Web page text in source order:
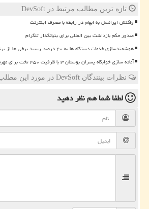
تازه ترین مطالب مرتبط در DevSoft
واکنش ایرانسل به ابهام در رابطه با مصرف اینترنت
صدور حکم بازداشت بین المللی برای بنیانگذار تلگرام
هوشمندسازی خدمات دستگاه ها به ۴۰ درصد رسید برخی ها از برنامه عقب اند
آماده سازی خوابگاه پسران بوستان ۳ با ظرفیت ۴۵۰ تخت برای مهرماه به علاوه فیلم
نظرات بینندگان DevSoft در مورد این مطلب
لطفا شما همنظر دهید